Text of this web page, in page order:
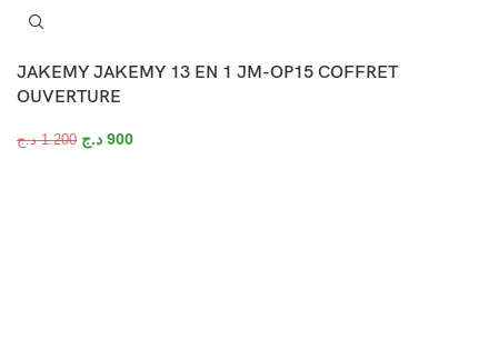
JAKEMY JAKEMY 13 EN 1 JM-OP15 COFFRET
OUVERTURE
1.200 د.ج 900 د.ج